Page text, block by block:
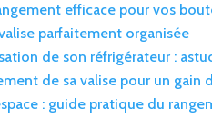
efficace pour vos
parfaitement organisée
de son réfrigérateur :
de sa valise pour un gain
: guide pratique du